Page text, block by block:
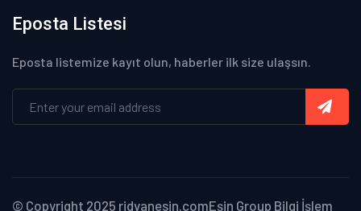
Eposta Listesi
Eposta listemize kayıt olun, haberler ilk size ulaşsın.
© Copyright 2025 ridvanesin.comEşin Group Bilgi İşlem